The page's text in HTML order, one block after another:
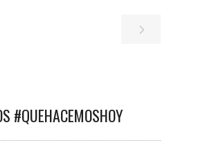
#QUEHACEMOSHOY